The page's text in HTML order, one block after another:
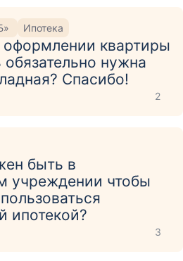
Ипотека
квартиры
обязательно нужна
Спасибо!
2
быть в
учреждении чтобы
ипотекой?
3